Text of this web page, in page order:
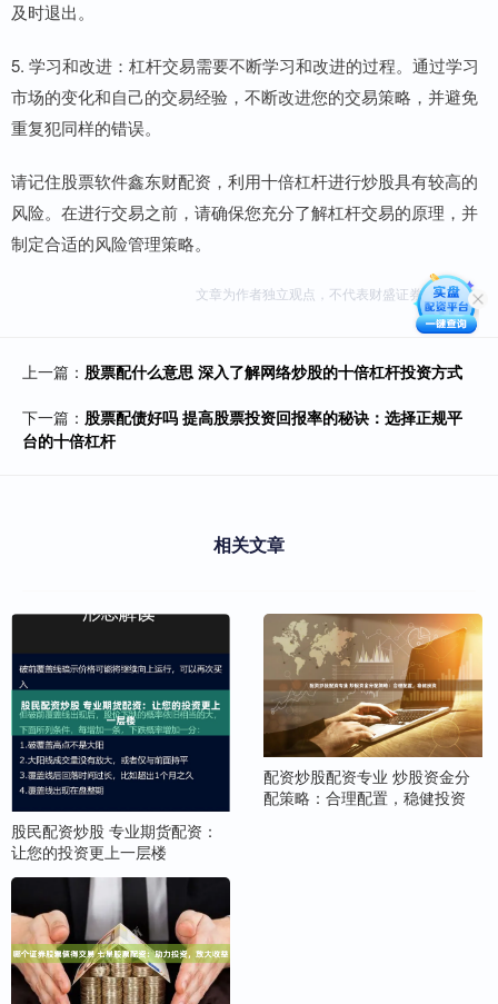
及时退出。
5. 学习和改进：杠杆交易需要不断学习和改进的过程。通过学习
市场的变化和自己的交易经验，不断改进您的交易策略，并避免
重复犯同样的错误。
请记住股票软件鑫东财配资，利用十倍杠杆进行炒股具有较高的
风险。在进行交易之前，请确保您充分了解杠杆交易的原理，并
制定合适的风险管理策略。
文章为作者独立观点，不代表财盛证券平台观点
上一篇： 股票配什么意思 深入了解网络炒股的十倍杠杆投资方式
下一篇： 股票配债好吗 提高股票投资回报率的秘诀：选择正规平
台的十倍杠杆
相关文章
股民配资炒股 专业期货配资：
让您的投资更上一层楼
配资炒股配资专业 炒股资金分
配策略：合理配置，稳健投资